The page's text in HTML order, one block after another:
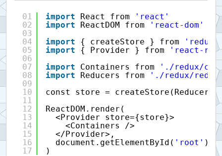
01
02
03
04
05
06
07
08
09
10
11
12
13
14
15
16
17
import React from
'react'
import
ReactDOM from
'react-dom'
import
{ createStore } from
'redux'
import
{ Provider } from
'react-
import
Containers from
'./redux/
import
Reducers from
'./redux/
const store = createStore(Reducers)
ReactDOM.render(
<Provider store={store}>
<Containers />
</Provider>,
document.getElementById( 'root' )
)